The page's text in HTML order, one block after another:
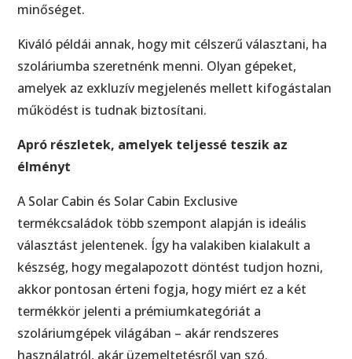
minőséget.
Kiváló példái annak, hogy mit célszerű választani, ha
szoláriumba szeretnénk menni. Olyan gépeket,
amelyek az exkluzív megjelenés mellett kifogástalan
működést is tudnak biztosítani.
Apró részletek, amelyek teljessé teszik az
élményt
A Solar Cabin és Solar Cabin Exclusive
termékcsaládok több szempont alapján is ideális
választást jelentenek. Így ha valakiben kialakult a
készség, hogy megalapozott döntést tudjon hozni,
akkor pontosan érteni fogja, hogy miért ez a két
termékkör jelenti a prémiumkategóriát a
szoláriumgépek világában – akár rendszeres
használatról, akár üzemeltetésről van szó.